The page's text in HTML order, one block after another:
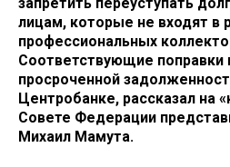
лицам, которые не входят в
профессиональных
Соответствующие поправки
просроченной
Центробанке, рассказал на
Совете Федерации
Михаил Мамута.